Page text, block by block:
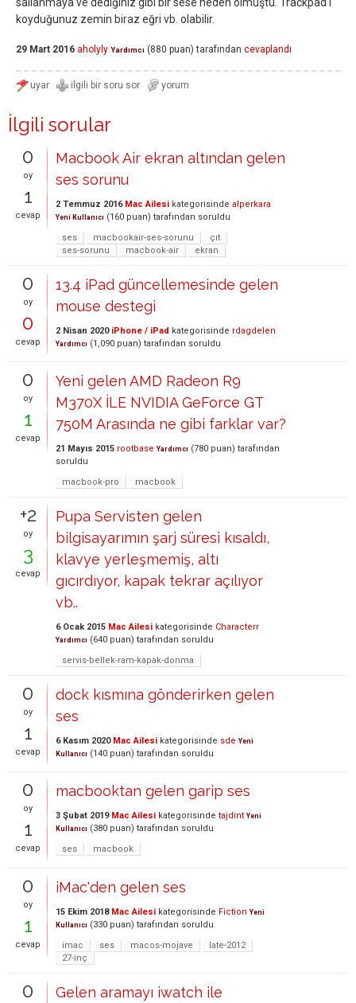
koyduğunuz zemin biraz eğri vb. olabilir.
29 Mart 2016 aholyly Yardımcı (880 puan) tarafından cevaplandı
İlgili sorular
0
oy
1
cevap
Macbook Air ekran altından gelen
ses sorunu
2 Temmuz 2016 Mac Ailesi kategorisinde alperkara
Yeni Kullanıcı (160 puan) tarafından soruldu
ses
macbookair-ses-sorunu
çıt
ses-sorunu
macbook-air ekran
0
oy
0
cevap
13.4 iPad güncellemesinde gelen
mouse destegi
2 Nisan 2020 iPhone / iPad kategorisinde rdagdelen
Yardımcı (1,090 puan) tarafından soruldu
0
oy
1
cevap
Yeni gelen AMD Radeon R9
M370X İLE NVIDIA GeForce GT
750M Arasında ne gibi farklar var?
21 Mayıs 2015 rootbase Yardımcı (780 puan) tarafından
soruldu
macbook-pro
macbook
+2
oy
3
cevap
Pupa Servisten gelen
bilgisayarımın şarj süresi kısaldı,
klavye yerleşmemiş, altı
gıcırdıyor, kapak tekrar açılıyor
vb..
6 Ocak 2015 Mac Ailesi kategorisinde Characterr
Yardımcı (640 puan) tarafından soruldu
servis-bellek-ram-kapak-donma
0
oy
1
cevap
dock kısmına gönderirken gelen
ses
6 Kasım 2020 Mac Ailesi kategorisinde sde Yeni
Kullanıcı (140 puan) tarafından soruldu
0
oy
1
cevap
macbooktan gelen garip ses
3 Şubat 2019 Mac Ailesi kategorisinde tajdint Yeni
Kullanıcı (380 puan) tarafından soruldu
ses
macbook
0
oy
1
cevap
iMac'den gelen ses
15 Ekim 2018 Mac Ailesi kategorisinde Fiction Yeni
Kullanıcı (330 puan) tarafından soruldu
imac
ses macos-mojave
late-2012
27-inç
0
Gelen aramayı iwatch ile